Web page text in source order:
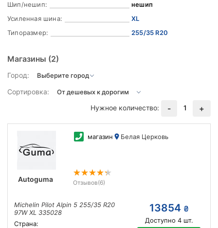
Шип/нешип:
нешип
Усиленная шина:
XL
Типоразмер:
255/35 R20
Магазины (2)
Город:
Сортировка:
Нужное количество:
- 1 +
Autoguma
магазин Белая Церковь
Отзывов(6)
Michelin Pilot Alpin 5 255/35 R20
97W XL 335028
Страна:
13854 ₴
Доступно 4шт.